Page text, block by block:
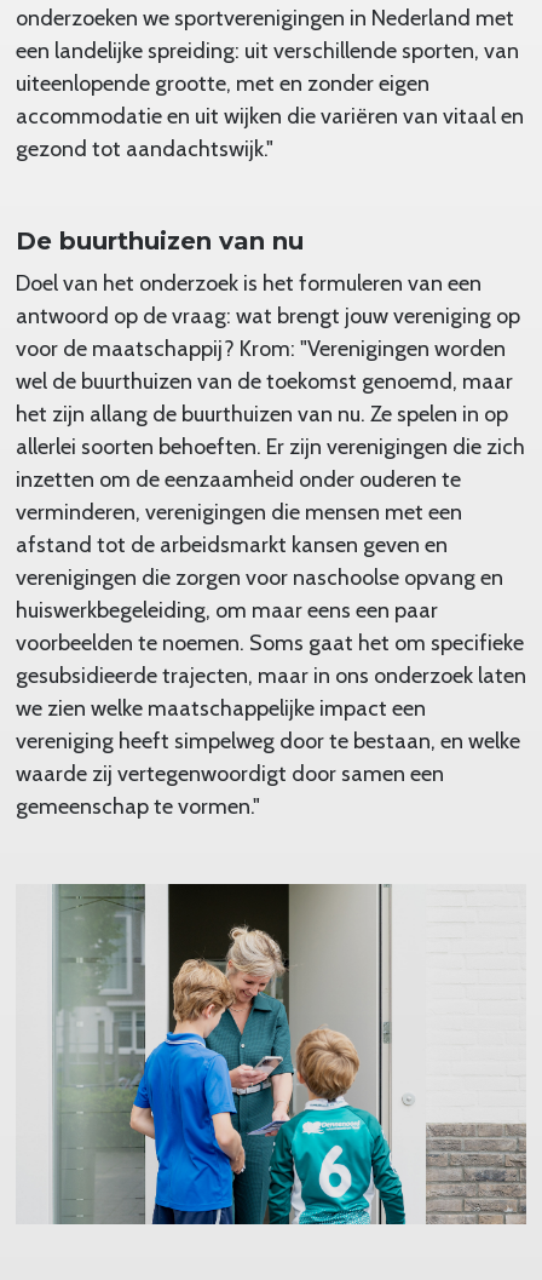
onderzoeken we sportverenigingen in Nederland met
een landelijke spreiding: uit verschillende sporten, van
uiteenlopende grootte, met en zonder eigen
accommodatie en uit wijken die variëren van vitaal en
gezond tot aandachtswijk."
De buurthuizen van nu
Doel van het onderzoek is het formuleren van een
antwoord op de vraag: wat brengt jouw vereniging op
voor de maatschappij? Krom: "Verenigingen worden
wel de buurthuizen van de toekomst genoemd, maar
het zijn allang de buurthuizen van nu. Ze spelen in op
allerlei soorten behoeften. Er zijn verenigingen die zich
inzetten om de eenzaamheid onder ouderen te
verminderen, verenigingen die mensen met een
afstand tot de arbeidsmarkt kansen geven en
verenigingen die zorgen voor naschoolse opvang en
huiswerkbegeleiding, om maar eens een paar
voorbeelden te noemen. Soms gaat het om specifieke
gesubsidieerde trajecten, maar in ons onderzoek laten
we zien welke maatschappelijke impact een
vereniging heeft simpelweg door te bestaan, en welke
waarde zij vertegenwoordigt door samen een
gemeenschap te vormen."